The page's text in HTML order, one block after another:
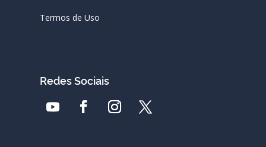
Termos de Uso
Redes Sociais